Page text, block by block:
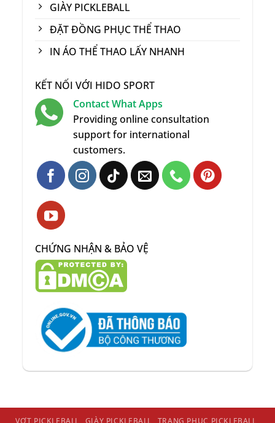
GIÀY PICKLEBALL
ĐẶT ĐỒNG PHỤC THỂ THAO
IN ÁO THỂ THAO LẤY NHANH
KẾT NỐI VỚI HIDO SPORT
Contact What Apps
Providing online consultation
support for international
customers.
CHỨNG NHẬN & BẢO VỆ
VỢT PICKLEBALL GIÀY PICKLEBALL TRANG PHỤC PICKLEBALL